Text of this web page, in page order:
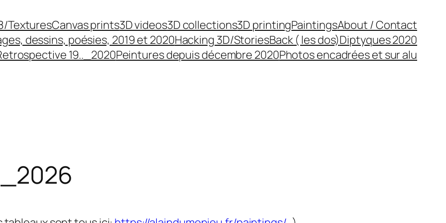
TexturesCanvas prints3D videos3D collections3D printingPaintingsAbout / Contact
dessins, poésies, 2019 et 2020Hacking 3D/StoriesBack ( les dos)Diptyques 2020
19.._2020Peintures depuis décembre 2020Photos encadrées et sur alu